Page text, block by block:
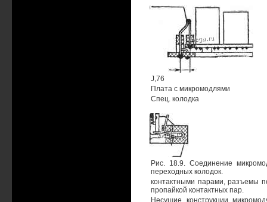
J,76
Плата с микромодлями
Спец. колодка
Рис. 18.9. Соединение
переходных колодок.
контактными парами, разъемы
пропайкой контактных пар.
Несущие конструкции